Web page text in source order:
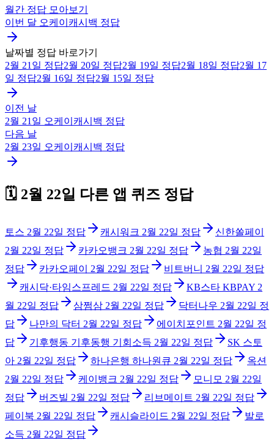
월간 정답 모아보기
이번 달 오케이캐시백 정답
날짜별 정답 바로가기
2월 21일 정답2월 20일 정답2월 19일 정답2월 18일 정답2월 17
일 정답2월 16일 정답2월 15일 정답
이전 날
2월 21일 오케이캐시백 정답
다음 날
2월 23일 오케이캐시백 정답
🗓️ 2월 22일 다른 앱 퀴즈 정답
토스 2월 22일 정답 캐시워크 2월 22일 정답
신한쏠페이
2월 22일 정답 카카오뱅크 2월 22일 정답 농협 2월 22일
정답
카카오페이 2월 22일 정답 비트버니 2월 22일 정답
캐시닥·타임스프레드 2월 22일 정답 KB스타 KBPAY 2
월 22일 정답 삼쩜삼 2월 22일 정답 닥터나우 2월 22일 정
답
나만의 닥터 2월 22일 정답 에이치포인트 2월 22일 정
답
기후행동 기후동행 기회소득 2월 22일 정답
SK 스토
아 2월 22일 정답 하나은행 하나원큐 2월 22일 정답
옥션
2월 22일 정답 케이뱅크 2월 22일 정답 모니모 2월 22일
정답
버즈빌 2월 22일 정답 리브메이트 2월 22일 정답
페이북 2월 22일 정답 캐시슬라이드 2월 22일 정답
발로
소득 2월 22일 정답